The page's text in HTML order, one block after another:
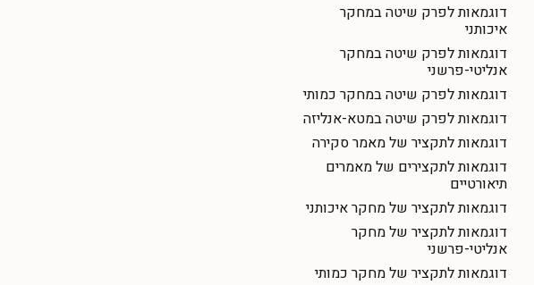
דוגמאות לפרק שיטה במחקר
איכותני
דוגמאות לפרק שיטה במחקר
אנליטי-פרשני
דוגמאות לפרק שיטה במחקר כמותי
דוגמאות לפרק שיטה במטא-אנליזה
דוגמאות לתקציר של מאמר סקירה
דוגמאות לתקצירים של מאמרים
תיאורטיים
דוגמאות לתקציר של מחקר איכותני
דוגמאות לתקציר של מחקר
אנליטי-פרשני
דוגמאות לתקציר של מחקר כמותי